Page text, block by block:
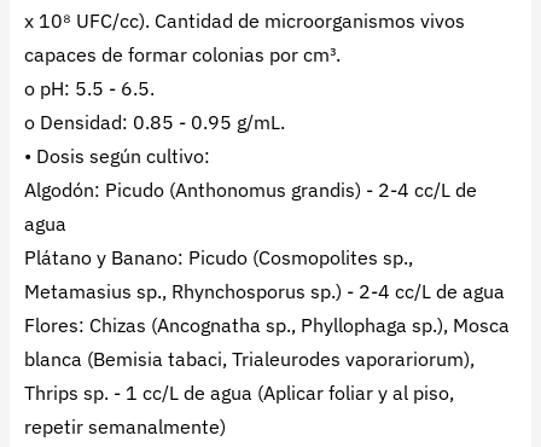
x 10⁸ UFC/cc). Cantidad de microorganismos vivos
capaces de formar colonias por cm³.
o pH: 5.5 - 6.5.
o Densidad: 0.85 - 0.95 g/mL.
• Dosis según cultivo:
Algodón: Picudo (Anthonomus grandis) - 2-4 cc/L de
agua
Plátano y Banano: Picudo (Cosmopolites sp.,
Metamasius sp., Rhynchosporus sp.) - 2-4 cc/L de agua
Flores: Chizas (Ancognatha sp., Phyllophaga sp.), Mosca
blanca (Bemisia tabaci, Trialeurodes vaporariorum),
Thrips sp. - 1 cc/L de agua (Aplicar foliar y al piso,
repetir semanalmente)